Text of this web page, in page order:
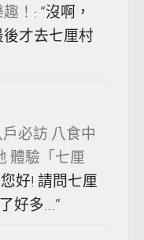
！ : “沒啊，
才去七厘村
必訪 八食中
體驗「七厘
您好! 請問七厘
好多…”